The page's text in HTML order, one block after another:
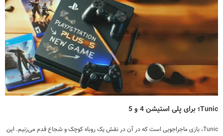
Tunic؛ برای پلی استیشن 4 و 5
Tunic، بازی ماجراجویی است که در آن در نقش یک روباه کوچک و شجاع قدم می‌زنیم. این